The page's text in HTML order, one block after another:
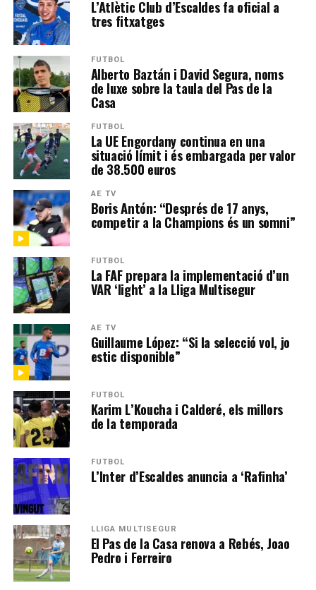
L’Atlètic Club d’Escaldes fa oficial a
tres fitxatges
FUTBOL
Alberto Baztán i David Segura, noms
de luxe sobre la taula del Pas de la
Casa
FUTBOL
La UE Engordany continua en una
situació límit i és embargada per valor
de 38.500 euros
AE TV
Boris Antón: “Després de 17 anys,
competir a la Champions és un somni”
FUTBOL
La FAF prepara la implementació d’un
VAR ‘light’ a la Lliga Multisegur
AE TV
Guillaume López: “Si la selecció vol, jo
estic disponible”
FUTBOL
Karim L’Koucha i Calderé, els millors
de la temporada
FUTBOL
L’Inter d’Escaldes anuncia a ‘Rafinha’
LLIGA MULTISEGUR
El Pas de la Casa renova a Rebés, Joao
Pedro i Ferreiro